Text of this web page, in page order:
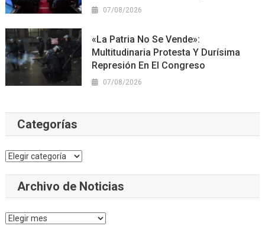
07/08/2026
«La Patria No Se Vende»:
Multitudinaria Protesta Y Durísima
Represión En El Congreso
07/08/2026
Categorías
Categorías
Archivo de Noticias
Archivo